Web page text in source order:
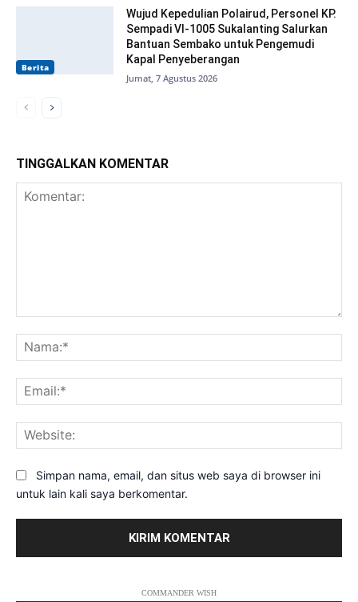
Berita
Wujud Kepedulian Polairud, Personel KP.
Sempadi VI-1005 Sukalanting Salurkan
Bantuan Sembako untuk Pengemudi
Kapal Penyeberangan
Jumat, 7 Agustus 2026
TINGGALKAN KOMENTAR
Simpan nama, email, dan situs web saya di browser ini
untuk lain kali saya berkomentar.
COMMANDER WISH